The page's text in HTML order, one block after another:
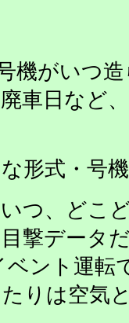
機がいつ
車日など
な形式・号
いつ、どこ
撃データ
ント運転
りは空気